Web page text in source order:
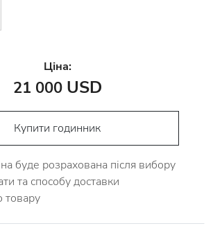
Ціна:
21 000 USD
Купити годинник
буде розрахована після вибору
та способу доставки
товару